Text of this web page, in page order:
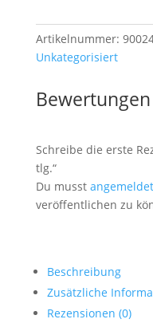
Artikelnummer:
Unkategorisiert
Bewertungen
Schreibe die erste
tlg.“
Du musst angemeldet
veröffentlichen zu
Beschreibung
Zusätzliche
Rezensionen (0)